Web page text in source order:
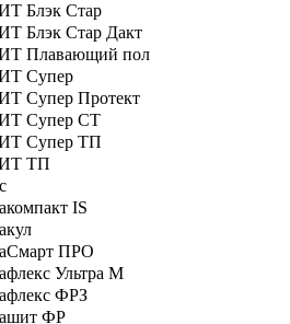
Блэк Стар
Блэк Стар Дакт
Плавающий пол
Супер
Супер Протект
Супер СТ
Супер ТП
ТП
IS
ПРО
Ультра М
ФРЗ
ФР